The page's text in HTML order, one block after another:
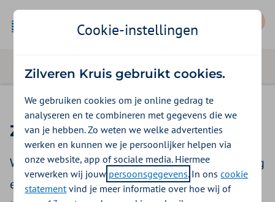
Zvw-pgb aanvragen
Wil je een persoonsgebonden budget verpleging
en verzorging (Zvw-pgb) aanvragen? Of de
Cookie-instellingen
Zilveren Kruis gebruikt cookies.
We gebruiken cookies om je online gedrag te
analyseren en te combineren met gegevens die we
van je hebben. Zo weten we welke advertenties
werken en kunnen we je persoonlijker helpen via
onze website, app of sociale media. Hiermee
verwerken wij jouw persoonsgegevens. In onscookie
statementvind je meer informatie over hoe wij of